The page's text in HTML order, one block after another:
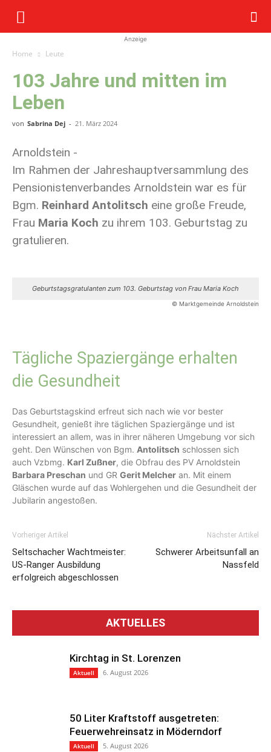
Anzeige
Home Leute
103 Jahre und mitten im
Leben
von Sabrina Dej - 21. März 2024
Arnoldstein -
Im Rahmen der Jahreshauptversammlung des
Pensionistenverbandes Arnoldstein war es für
Bgm. Reinhard Antolitsch eine große Freude,
Frau Maria Koch zu ihrem 103. Geburtstag zu
gratulieren.
Geburtstagsgratulanten zum 103. Geburtstag von Frau Maria Koch
© Marktgemeinde Arnoldstein
Tägliche Spaziergänge erhalten
die Gesundheit
Das Geburtstagskind erfreut sich nach wie vor bester
Gesundheit, genießt ihre täglichen Spaziergänge und ist
interessiert an allem, was in ihrer näheren Umgebung vor sich
geht. Den Wünschen von Bgm. Antolitsch schlossen sich
auch Vzbmg. Karl Zußner, die Obfrau des PV Arnoldstein
Barbara Preschan und GR Gerit Melcher an. Mit einem
Gläschen wurde auf das Wohlergehen und die Gesundheit der
Jubilarin angestoßen.
Vorheriger Artikel
Seltschacher Wachtmeister:
US-Ranger Ausbildung
erfolgreich abgeschlossen
Nächster Artikel
Schwerer Arbeitsunfall an
Nassfeld
AKTUELLES
Kirchtag in St. Lorenzen
Aktuell 6. August 2026
50 Liter Kraftstoff ausgetreten:
Feuerwehreinsatz in Möderndorf
Aktuell 5. August 2026